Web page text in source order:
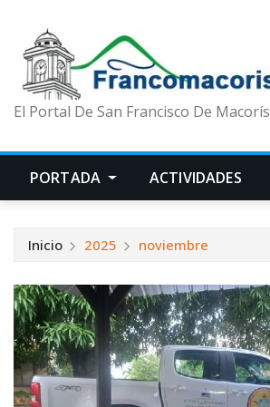
El Portal De San Francisco De Macorís
PORTADA ACTIVIDADES
Inicio 2025 noviembre